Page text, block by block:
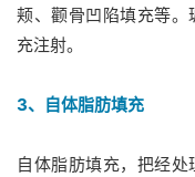
颊、颧骨凹陷填充等
充注射。
3、自体脂肪填充
自体脂肪填充，把经处